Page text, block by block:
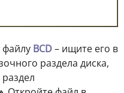
файлу BCD– ищите его в
раздела диска,